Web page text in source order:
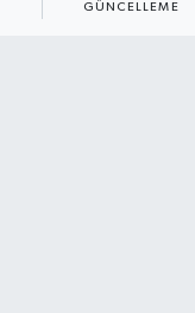
GÜNCELLEME